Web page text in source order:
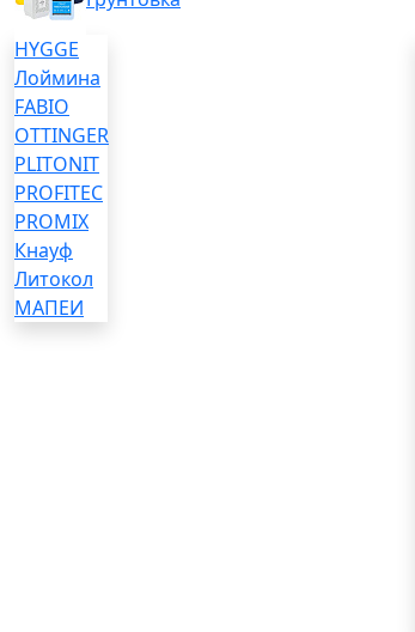
HYGGE
Лоймина
FABIO
OTTINGER
PLITONIT
PROFITEC
PROMIX
Кнауф
Литокол
МАПЕИ